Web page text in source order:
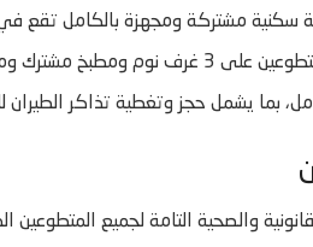
مشتركة ومجهزة بالكامل تقع
لضمان بيئة معيشية مريحة.
بما يشمل حجز وتغطية تذاكر الطيران
والصحية التامة لجميع المتطوعين